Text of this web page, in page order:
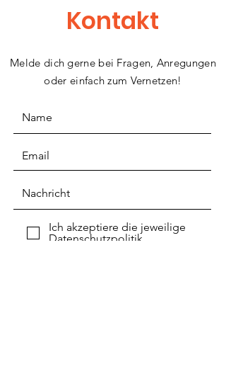
Kontakt
Melde dich gerne bei Fragen, Anregungen
oder einfach zum Vernetzen!
Ich akzeptiere die jeweilige
Datenschutzpolitik